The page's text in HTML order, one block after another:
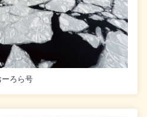
ーろら号